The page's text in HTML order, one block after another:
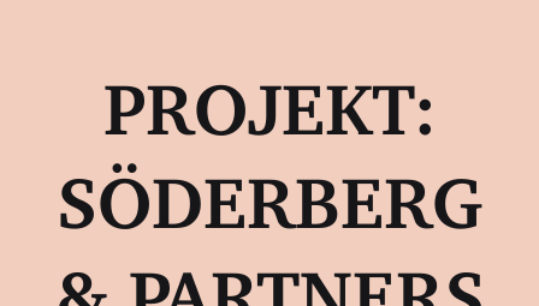
PROJEKT:
SÖDERBERG
& PARTNERS